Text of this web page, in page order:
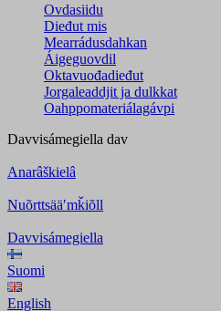
Ovdasiidu
Dieđut mis
Mearrádusdahkan
Áigeguovdil
Oktavuođadieđut
Jorgaleaddjit ja dulkkat
Oahppomateriálagávpi
Davvisámegiella dav
Anarâškielâ
Nuõrttsääʹmǩiõll
Davvisámegiella
Suomi
English